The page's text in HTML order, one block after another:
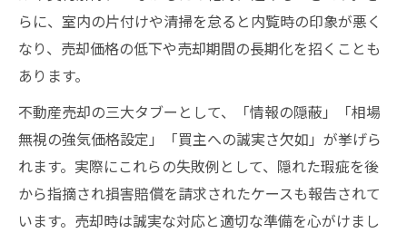
売却手続きに必要な書類と取得方法のコツ
司法書士との連携で不動産売却を円滑に進
不動産売却書類準備時の注意点とミス回避
策
不動産売買流れにおける書類チェックリス
ト作成
らに、室内の片付けや清掃を怠ると内覧時の印象が悪く
なり、売却価格の低下や売却期間の長期化を招くことも
あります。
不動産売却の三大タブーとして、「情報の隠蔽」「相場
無視の強気価格設定」「買主への誠実さ欠如」が挙げら
れます。実際にこれらの失敗例として、隠れた瑕疵を後
から指摘され損害賠償を請求されたケースも報告されて
います。売却時は誠実な対応と適切な準備を心がけまし